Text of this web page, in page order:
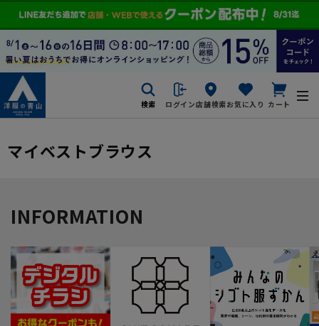
検索 ログイン店舗検索お気に入り カート
マイベストブラウス
INFORMATION